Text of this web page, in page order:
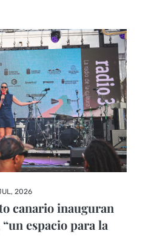
2026
canario inauguran
espacio para la